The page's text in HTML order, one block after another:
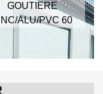
GOUTIERE
ALU/PVC 60